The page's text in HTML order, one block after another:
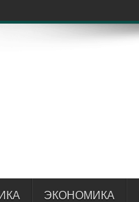
ЭКОНОМИКА